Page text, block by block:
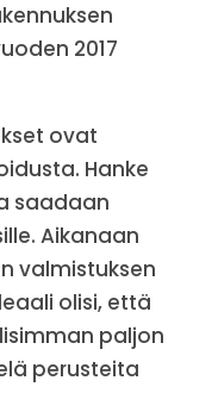
2017
ovat
Hanke
saadaan
Aikanaan
valmistuksen
olisi, että
paljon
perusteita